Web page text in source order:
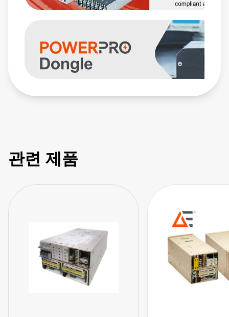
compliance to the SEMI F47 standard. The NeoPower
supports digital communication with MODBUS RTU for
control, monitoring and configuration. Learn More:
https://www.sager.com/new-products/advanced-energys-
artesyn-configurable-neopower-ac-dc-power-supplies?
관련 제품